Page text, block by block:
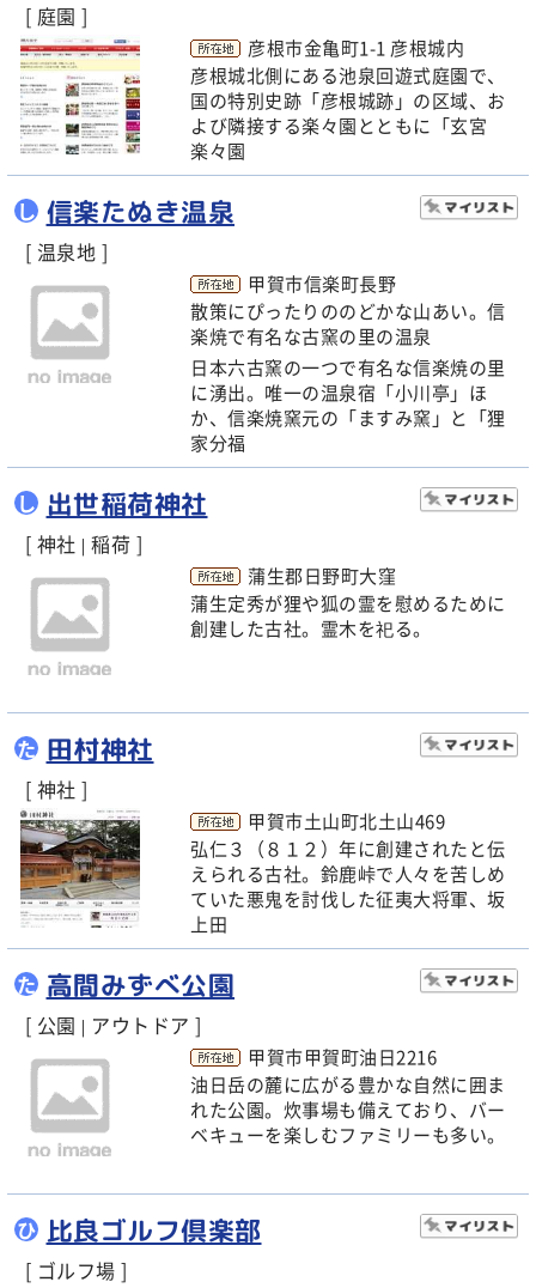
[ 庭園 ]
彦根市金亀町1-1 彦根城内
彦根城北側にある池泉回遊式庭園で、
国の特別史跡「彦根城跡」の区域、お
よび隣接する楽々園とともに「玄宮
楽々園
し 信楽たぬき温泉
[ 温泉地 ]
甲賀市信楽町長野
散策にぴったりののどかな山あい。信
楽焼で有名な古窯の里の温泉
日本六古窯の一つで有名な信楽焼の里
に湧出。唯一の温泉宿「小川亭」ほ
か、信楽焼窯元の「ますみ窯」と「狸
家分福
し 出世稲荷神社
[ 神社 | 稲荷 ]
蒲生郡日野町大窪
蒲生定秀が狸や狐の霊を慰めるために
創建した古社。霊木を祀る。
た 田村神社
[ 神社 ]
甲賀市土山町北土山469
弘仁３（８１２）年に創建されたと伝
えられる古社。鈴鹿峠で人々を苦しめ
ていた悪鬼を討伐した征夷大将軍、坂
上田
た 高間みずべ公園
[ 公園 | アウトドア ]
甲賀市甲賀町油日2216
油日岳の麓に広がる豊かな自然に囲ま
れた公園。炊事場も備えており、バー
ベキューを楽しむファミリーも多い。
ひ 比良ゴルフ倶楽部
[ ゴルフ場 ]